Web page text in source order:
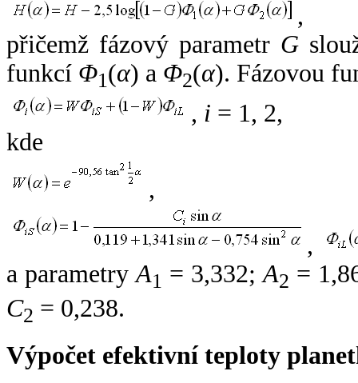
,
přičemž fázový parametr G
funkcí Φ1(α) a Φ2(α). Fázovou
, i = 1, 2,
kde
,
,
a parametryA1 = 3,332;A2 =
C2 = 0,238.
Výpočet efektivní teploty